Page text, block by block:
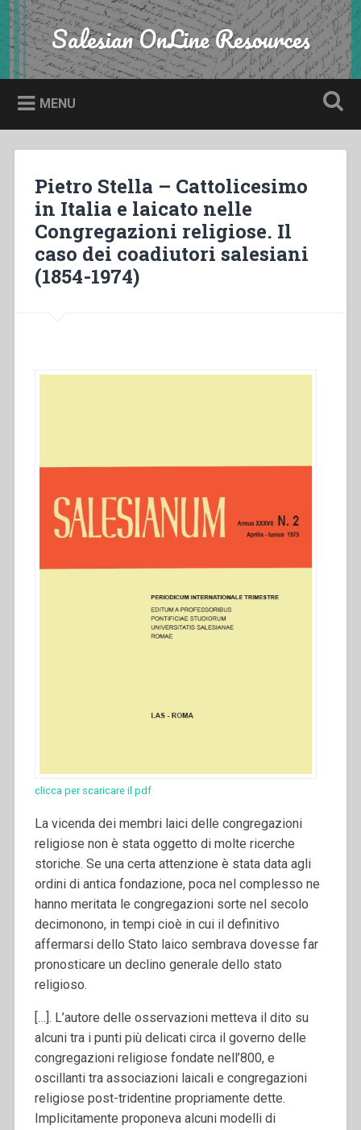
Skip
to
content
Search Salesian OnLine Resources
MENU
Pietro Stella – Cattolicesimo
in Italia e laicato nelle
Congregazioni religiose. Il
caso dei coadiutori salesiani
(1854-1974)
clicca per scaricare il pdf
La vicenda dei membri laici delle congregazioni
religiose non è stata oggetto di molte ricerche
storiche. Se una certa attenzione è stata data agli
ordini di antica fondazione, poca nel complesso ne
hanno meritata le congregazioni sorte nel secolo
decimonono, in tempi cioè in cui il definitivo
affermarsi dello Stato laico sembrava dovesse far
pronosticare un declino generale dello stato
religioso.
[…]. L’autore delle osservazioni metteva il dito su
alcuni tra i punti più delicati circa il governo delle
congregazioni religiose fondate nell’800, e
oscillanti tra associazioni laicali e congregazioni
religiose post-tridentine propriamente dette.
Implicitamente proponeva alcuni modelli di